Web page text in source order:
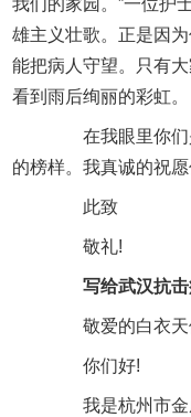
我们的家园。”一位护
雄主义壮歌。正是因
能把病人守望。只有
看到雨后绚丽的彩虹。
在我眼里你们
的榜样。我真诚的祝
此致
敬礼!
写给武汉抗击
敬爱的白衣天
你们好!
我是杭州市金